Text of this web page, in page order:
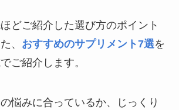
どご紹介した選び方のポイント
、 おすすめのサプリメント7選を
ご紹介します。
悩みに合っているか、じっくり